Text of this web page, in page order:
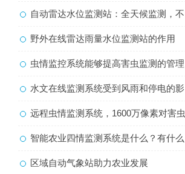
自动雷达水位监测站：全天候监测，不畏恶劣天气
野外在线雷达雨量水位监测站的作用
虫情监控系统能够提高害虫监测的管理速度
水文在线监测系统受到风雨和停电的影响较小
远程虫情监测系统，1600万像素对害虫识别精准度的影响
智能农业四情监测系统是什么？有什么作用？
区域自动气象站助力农业发展